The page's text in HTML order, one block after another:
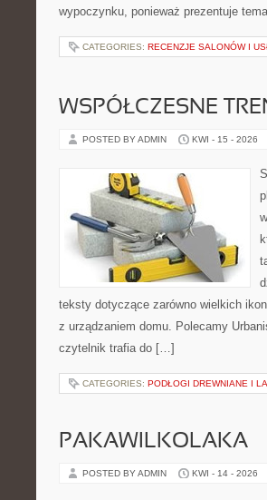
wypoczynku, ponieważ prezentuje
CATEGORIES: RECENZJE SALONÓW I
WSPÓŁCZESNE
POSTED BY ADMIN KWI - 15 - 2026
teksty dotyczące zarówno wielkich
z urządzaniem domu. Polecamy
czytelnik trafia do […]
CATEGORIES: PODŁOGI DREWNIANE I
PAKAWILKOLAKA
POSTED BY ADMIN KWI - 14 - 2026